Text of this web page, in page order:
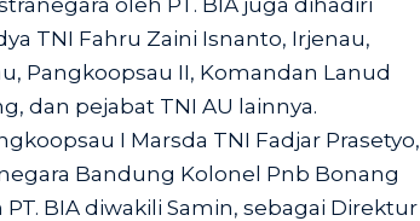
TNI Fahru Zaini Isnanto, Irjenau,
Pangkoopsau II, Komandan Lanud
dan pejabat TNI AU lainnya.
I Marsda TNI Fadjar Prasetyo,
Bandung Kolonel Pnb Bonang
BIA diwakili Samin, sebagai Direktur